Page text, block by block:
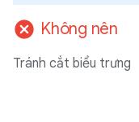
cancel Không nên
Tránh cắt biểu trưng